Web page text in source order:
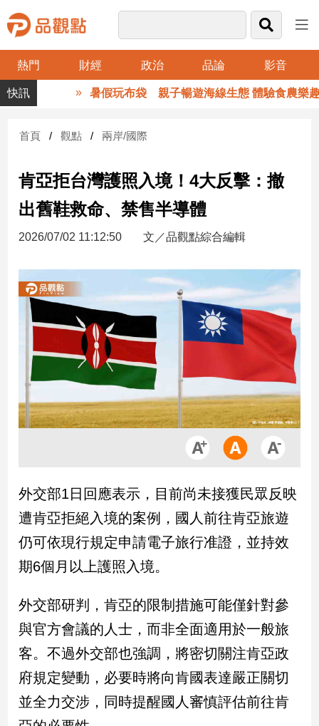
熱門 財經 政治 品論 影音
品
觀
財
台
財
新
產
經/
股
市
地
產
品
政
治
政
治
焦
品
點
民
調
國
會
暑假玩布袋 親子暢遊海線生態 體驗食農樂趣
首頁 觀點 兩岸/國際
肯亞拒台灣護照入境！4大反擊：撤
出舊鞋救命、禁售半導體
2026/07/02 11:12:50 文／品觀點綜合編輯
外交部1日回應表示，目前尚未接獲民眾反映
遭肯亞拒絕入境的案例，國人前往肯亞旅遊
仍可依現行規定申請電子旅行准證，並持效
期6個月以上護照入境。
外交部研判，肯亞的限制措施可能僅針對參
與官方會議的人士，而非全面適用於一般旅
客。不過外交部也強調，將密切關注肯亞政
府規定變動，必要時將向肯國表達嚴正關切
並全力交涉，同時提醒國人審慎評估前往肯